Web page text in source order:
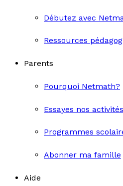
Débutez avec
Ressources
Parents
Pourquoi Netmath?
Essayes nos activités
Programmes
Abonner ma famille
Aide